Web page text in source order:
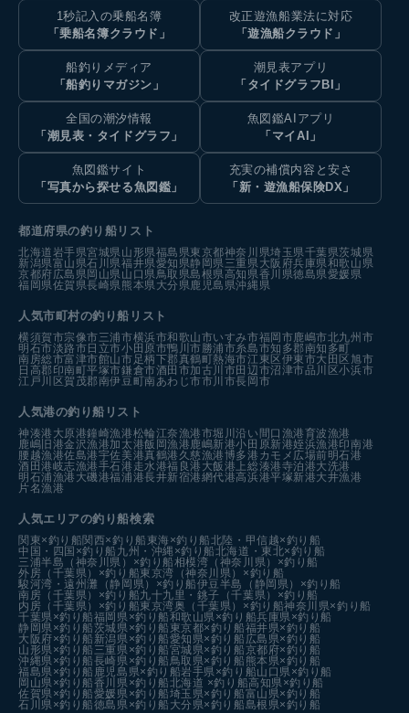
1秒記入の乗船名簿
「乗船名簿クラウド」
改正遊漁船業法に対応
「遊漁船クラウド」
船釣りメディア
「船釣りマガジン」
潮見表アプリ
「タイドグラフBI」
全国の潮汐情報
「潮見表・タイドグラフ」
魚図鑑AIアプリ
「マイAI」
魚図鑑サイト
「写真から探せる魚図鑑」
充実の補償内容と安さ
「新・遊漁船保険DX」
都道府県の釣り船リスト
北海道岩手県宮城県山形県福島県東京都神奈川県埼玉県千葉県茨城県
新潟県富山県石川県福井県愛知県静岡県三重県大阪府兵庫県和歌山県
京都府広島県岡山県山口県鳥取県島根県高知県香川県徳島県愛媛県
福岡県佐賀県長崎県熊本県大分県鹿児島県沖縄県
人気市町村の釣り船リスト
横須賀市宗像市三浦市横浜市和歌山市いすみ市福岡市鹿嶋市北九州市
明石市淡路市 日立市小田原市鴨川市 勝浦市糸島市知多郡南知多町
南房総市富津市館山市足柄下郡真鶴町熱海市江東区 伊東市大田区 旭市
日高郡印南町平塚市鎌倉市酒田市加古川市田辺市沼津市品川区小浜市
江戸川区 賀茂郡南伊豆町南あわじ市市川市長岡市
人気港の釣り船リスト
神湊港 大原港鐘崎漁港松輪江奈漁港市堀川沿い 間口漁港育波漁港
鹿嶋旧港金沢漁港加太港飯岡漁港鹿嶋新港小田原新港姪浜漁港印南港
腰越漁港佐島港宇佐美港真鶴港 久慈漁港博多港カモメ広場前明石港
酒田港岐志漁港手石港 走水港福良港 大飯港 上総湊港寺泊港大洗港
明石浦漁港 大磯港福浦港長井新宿港網代港高浜港平塚新港大井漁港
片名漁港
人気エリアの釣り船検索
関東×釣り船関西×釣り船 東海×釣り船北陸・甲信越×釣り船
中国・四国×釣り船 九州・沖縄×釣り船北海道・東北×釣り船
三浦半島（神奈川県）×釣り船相模湾（神奈川県）×釣り船
外房（千葉県）×釣り船東京湾（神奈川県）×釣り船
駿河湾・遠州灘（静岡県）×釣り船伊豆半島（静岡県）×釣り船
南房（千葉県）×釣り船九十九里・銚子（千葉県）×釣り船
内房（千葉県）×釣り船東京湾奥（千葉県）×釣り船神奈川県×釣り船
千葉県×釣り船福岡県×釣り船和歌山県×釣り船兵庫県×釣り船
静岡県×釣り船茨城県×釣り船 東京都×釣り船福井県×釣り船
大阪府×釣り船 新潟県×釣り船愛知県×釣り船 広島県×釣り船
山形県×釣り船 三重県×釣り船宮城県×釣り船京都府×釣り船
沖縄県×釣り船長崎県×釣り船鳥取県×釣り船 熊本県×釣り船
福島県×釣り船 鹿児島県×釣り船岩手県×釣り船山口県×釣り船
岡山県×釣り船香川県×釣り船北海道 ×釣り船高知県×釣り船
佐賀県×釣り船愛媛県×釣り船埼玉県×釣り船富山県×釣り船
石川県×釣り船徳島県×釣り船 大分県×釣り船島根県×釣り船